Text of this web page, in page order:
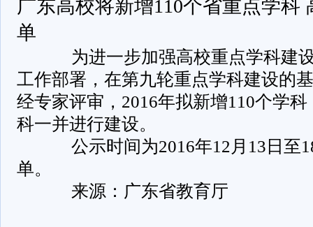
广东高校将新增110个省重点学科
单
为进一步加强高校重点学科建设
工作部署，在第九轮重点学科建设的
经专家评审，2016年拟新增110个学
科一并进行建设。
公示时间为2016年12月13日至
单。
­ 来源：广东省教育厅